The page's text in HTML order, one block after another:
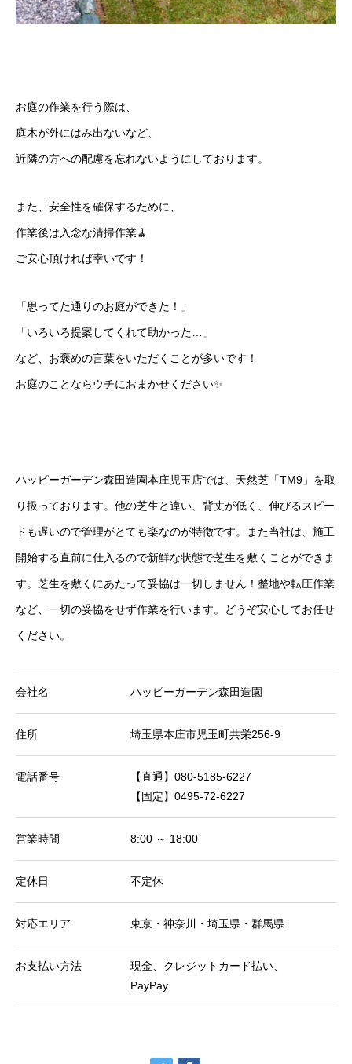
お庭の作業を行う際は、
庭木が外にはみ出ないなど、
近隣の方への配慮を忘れないようにしております。
また、安全性を確保するために、
作業後は入念な清掃作業🧹
ご安心頂ければ幸いです！
「思ってた通りのお庭ができた！」
「いろいろ提案してくれて助かった…」
など、お褒めの言葉をいただくことが多いです！
お庭のことならウチにおまかせください✨
ハッピーガーデン森田造園本庄児玉店では、天然芝「TM9」を取
り扱っております。他の芝生と違い、背丈が低く、伸びるスピー
ドも遅いので管理がとても楽なのが特徴です。また当社は、施工
開始する直前に仕入るので新鮮な状態で芝生を敷くことができま
す。芝生を敷くにあたって妥協は一切しません！整地や転圧作業
など、一切の妥協をせず作業を行います。どうぞ安心してお任せ
ください。
会社名 ハッピーガーデン森田造園
住所 埼玉県本庄市児玉町共栄256-9
電話番号
【直通】080-5185-6227
【固定】0495-72-6227
営業時間 8:00 ～ 18:00
定休日 不定休
対応エリア 東京・神奈川・埼玉県・群馬県
お支払い方法
現金、クレジットカード払い、
PayPay